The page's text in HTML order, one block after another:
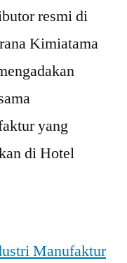
resmi di
Kimiatama
yang
di Hotel
Manufaktur